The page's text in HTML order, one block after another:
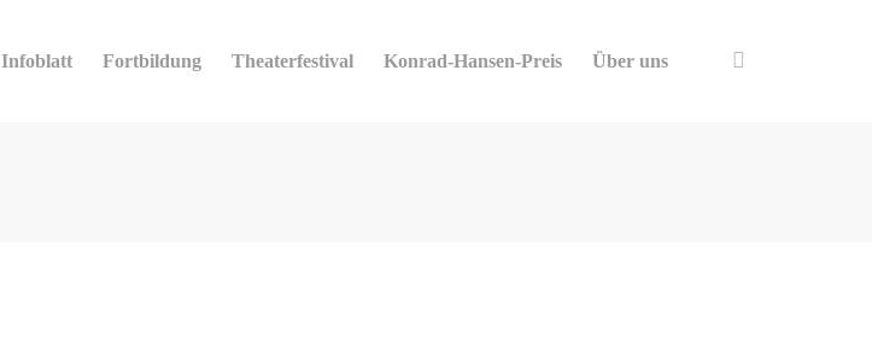
Infoblatt Fortbildung Theaterfestival Konrad-Hansen-Preis Über uns